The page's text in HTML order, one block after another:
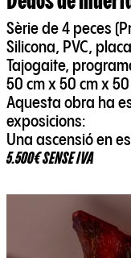
Sèrie de 4 peces
Silicona, PVC,
Tajogaite,
50 cm x 50 cm x
Aquesta obra ha
exposicions:
Una ascensió en
5.500€ SENSE IVA